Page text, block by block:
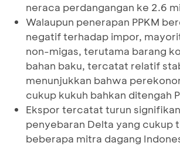
neraca perdangangan ke 2.6
Walaupun penerapan PPKM
negatif terhadap impor,
non-migas, terutama barang
bahan baku, tercatat relatif
menunjukkan bahwa
cukup kukuh bahkan ditengah
Ekspor tercatat turun
penyebaran Delta yang cukup
beberapa mitra dagang